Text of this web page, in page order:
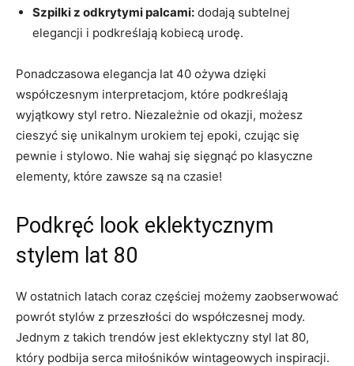
Szpilki z odkrytymi ⁣palcami: dodają subtelnej
elegancji i podkreślają kobiecą ​urodę.
Ponadczasowa elegancja⁢ lat 40 ⁤ożywa dzięki⁤
współczesnym interpretacjom, które podkreślają
wyjątkowy styl retro. Niezależnie od ⁢okazji, możesz
cieszyć się unikalnym urokiem‍ tej epoki, ⁤czując się
pewnie i‌ stylowo. Nie wahaj się sięgnąć po klasyczne
elementy, które‌ zawsze są na czasie!
Podkręć look eklektycznym
stylem ⁤lat 80
W ostatnich⁣ latach coraz ​częściej możemy zaobserwować
powrót stylów z przeszłości do współczesnej mody.
⁣Jednym z​ takich trendów jest eklektyczny‍ styl lat 80,
który podbija serca miłośników wintageowych ​inspiracji.